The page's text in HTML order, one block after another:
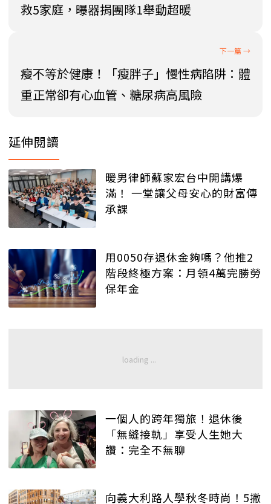
救5家庭，曝器捐團隊1舉動超暖
瘦不等於健康！「瘦胖子」慢性病陷阱：體
重正常卻有心血管、糖尿病高風險
延伸閱讀
暖男律師蘇家宏台中開講爆
滿！ 一堂讓父母安心的財富傳
承課
用0050存退休金夠嗎？他推2
階段終極方案：月領4萬完勝勞
保年金
一個人的跨年獨旅！退休後
「無縫接軌」享受人生她大
讚：完全不無聊
向義大利路人學秋冬時尚！5撇